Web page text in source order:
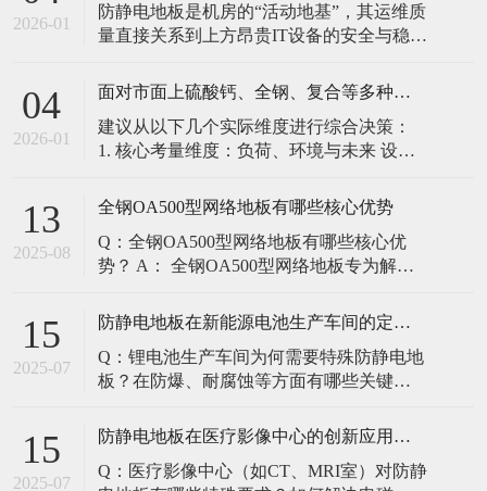
2026-01
防静电地板是机房的“活动地基”，其运维质
量直接关系到上方昂贵IT设备的安全与稳
修，是保障其长期可靠的关键。 1. 建立分
由值班工程师执行）： 观： 巡检时观察地
面有无明显的水渍、油污或其它液体泼
04
2026-01
面对市面上硫酸钙、全钢、复合等多种类型的机房防静电地板，我们该如何科学选型？除了预算，更应该从哪些实际维度进行考量，以避免“过度配置”或“配置不足”？
建议从以下几个实际维度进行综合决策：
1. 核心考量维度：负荷、环境与未来 设备
您必须计算机房规划区域内最重设备的单
点载荷（通常指服务器机柜的支脚压
力）。 轻型机房（标准服务器/网络柜）：
单点载荷通常在1960N，主流的优质复合地
13
2025-08
全钢OA500型网络地板有哪些核心优势
Q：全钢OA500型网络地板有哪些核心优
势？ A： 全钢OA500型网络地板专为解决
以下核心优势： 高强度结构：采用优质冷
轧钢板拉伸焊接成型，表面磷化后静电喷
塑，防锈耐磨，承重性能优异。 便捷布
线：配套活动线槽板设计，可轻松掀起盖
15
2025-07
防静电地板在新能源电池生产车间的定制化解决方案
Q：锂电池生产车间为何需要特殊防静电地
板？在防爆、耐腐蚀等方面有哪些关键技
环境并存的特殊场景，需要全方位防护方
境要求 • 防爆等级：Ex IIB T4（ATEX认
15
2025-07
防静电地板在医疗影像中心的创新应用方案
Q：医疗影像中心（如CT、MRI室）对防静